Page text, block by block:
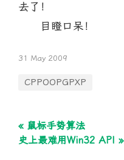
去了！
目瞪口呆！
31 May 2009
CPPOOPGPXP
« 鼠标手势算法
史上最难用Win32 API »